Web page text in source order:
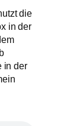
die
in der
in der